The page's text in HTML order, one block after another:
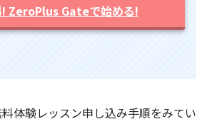
! ZeroPlus Gateで始める!
体験レッスン申し込み手順をみてい